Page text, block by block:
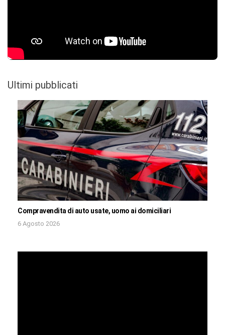
Ultimi pubblicati
Compravendita di auto usate, uomo ai domiciliari
6 Agosto 2026